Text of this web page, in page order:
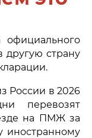
официального
другую страну
России в 2026
перевозят
на ПМЖ за
иностранному